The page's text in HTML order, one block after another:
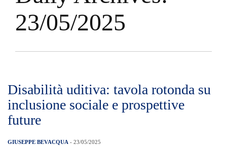
23/05/2025
Disabilità uditiva: tavola rotonda su
inclusione sociale e prospettive
future
GIUSEPPE BEVACQUA - 23/05/2025